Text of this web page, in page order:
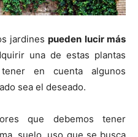
jardinespueden lucir más
una de estas plantas
en cuenta algunos
sea el deseado.
que debemos tener